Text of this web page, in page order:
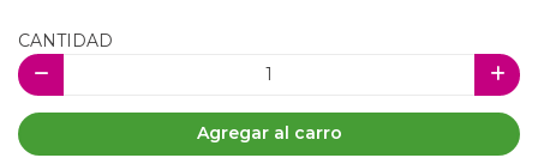
CANTIDAD
Agregar al carro